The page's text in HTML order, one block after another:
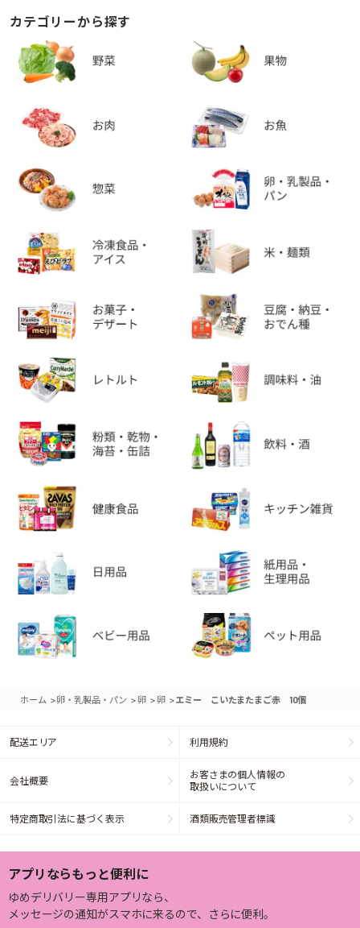
カテゴリーから探す
ホーム >卵・乳製品・パン >卵 >卵 >エミー こいたまたまご赤 10個
配送エリア 利用規約
会社概要
お客さまの個人情報の
取扱いについて
特定商取引法に基づく表示 酒類販売管理者標識
アプリならもっと便利に
ゆめデリバリー専用アプリなら、
メッセージの通知がスマホに来るので、さらに便利。